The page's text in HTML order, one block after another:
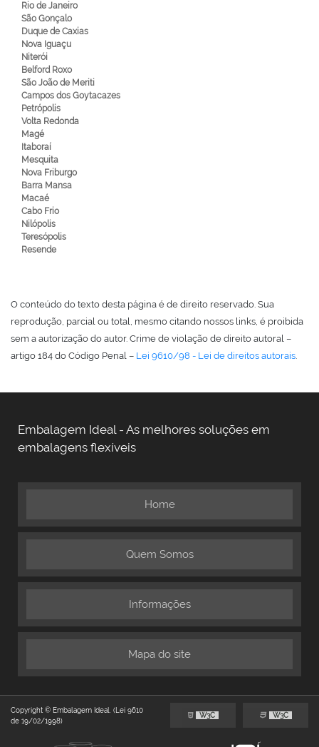
Rio de Janeiro
São Gonçalo
Duque de Caxias
Nova Iguaçu
Niterói
Belford Roxo
São João de Meriti
Campos dos Goytacazes
Petrópolis
Volta Redonda
Magé
Itaboraí
Mesquita
Nova Friburgo
Barra Mansa
Macaé
Cabo Frio
Nilópolis
Teresópolis
Resende
O conteúdo do texto desta página é de direito reservado. Sua
reprodução, parcial ou total, mesmo citando nossos links, é proibida
sem a autorização do autor. Crime de violação de direito autoral –
artigo 184 do Código Penal – Lei 9610/98 - Lei de direitos autorais.
Embalagem Ideal - As melhores soluções em
embalagens flexíveis
Home
Quem Somos
Informações
Mapa do site
Copyright © Embalagem Ideal. (Lei 9610
de 19/02/1998)
W3C W3C